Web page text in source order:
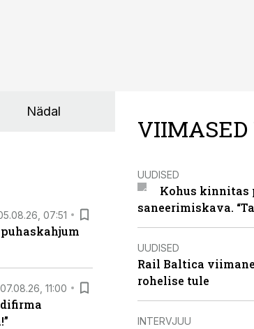
Nädal
07:51
07.08.26, 11:00
VIIMASED
UUDISED
Kohus kinnitas
saneerimiskava.
UUDISED
Rail Baltica
rohelise tule
INTERVJUU